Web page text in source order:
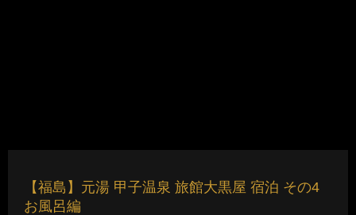
【福島】元湯 甲子温泉 旅館大黒屋 宿泊 その4
お風呂編